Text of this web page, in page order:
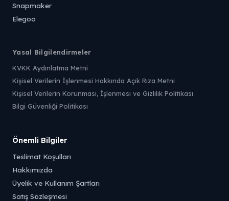
Snapmaker
Elegoo
Yasal Bilgilendirmeler
KVKK Aydınlatma Metni
Kişisel Verilerin İşlenmesi Hakkında Açık Rıza Metni
Kişisel Verilerin Korunması, İşlenmesi ve Gizlilik Politikası
Bilgi Güvenliği Politikası
Önemli Bilgiler
Teslimat Koşulları
Hakkımızda
Üyelik ve Kullanım Şartları
Satış Sözleşmesi